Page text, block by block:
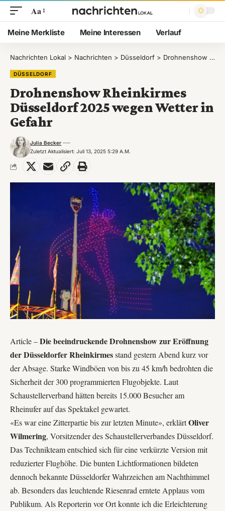
Aa
Meine Merkliste Meine Interessen Verlauf
Nachrichten Lokal > Nachrichten > Düsseldorf > Drohnenshow Rheinkirmes Düsseldorf 2025 wegen Wetter in Gefahr
DÜSSELDORF
Drohnenshow Rheinkirmes
Düsseldorf 2025 wegen Wetter in
Gefahr
Zuletzt Aktualisiert: Juli 13, 2025 5:29 A.m.
Julia Becker
Article –Die beeindruckende Drohnenshow zur Eröffnung
der Düsseldorfer Rheinkirmesstand gestern Abend kurz vor
der Absage. Starke Windböen von bis zu 45 km/h bedrohten die
Sicherheit der 300 programmierten Flugobjekte. Laut
Schaustellerverband hätten bereits 15.000 Besucher am
Rheinufer auf das Spektakel gewartet.
«Es war eine Zitterpartie bis zur letzten Minute», erklärtOliver
Wilmering, Vorsitzender desSchaustellerverbandes Düsseldorf.
Das Technikteam entschied sich für eine verkürzte Version mit
reduzierter Flughöhe. Die bunten Lichtformationen bildeten
dennoch bekannte Düsseldorfer Wahrzeichen am Nachthimmel
ab. Besonders das leuchtende Riesenrad erntete Applaus vom
Publikum. Als Reporterin vor Ort konnte ich die Erleichterung